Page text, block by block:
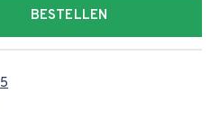
BESTELLEN